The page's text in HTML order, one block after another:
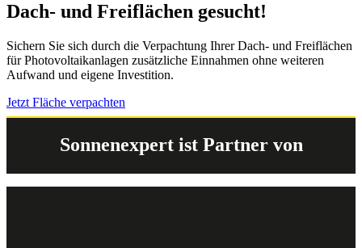
Dach- und Freiflächen gesucht!
Sichern Sie sich durch die Verpachtung Ihrer Dach- und Freiflächen
für Photovoltaikanlagen zusätzliche Einnahmen ohne weiteren
Aufwand und eigene Investition.
Jetzt Fläche verpachten
Sonnenexpert ist Partner von